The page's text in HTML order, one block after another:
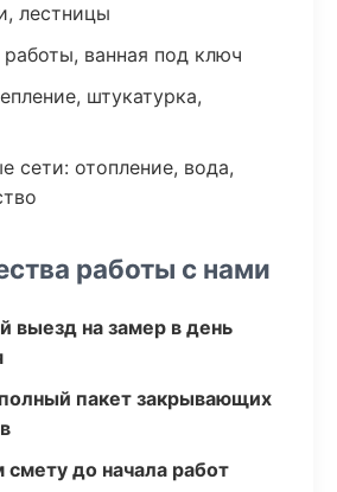
лестницы
ванная под ключ
штукатурка,
сети: отопление, вода,
работы с нами
выезд на замер в день
пакет закрывающих
до начала работ